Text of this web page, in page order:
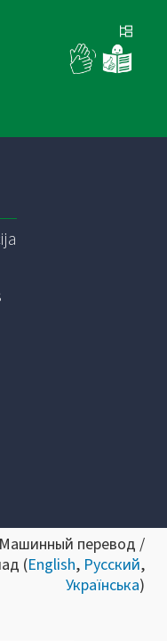
перевод /
(English, Русский,
Українська)